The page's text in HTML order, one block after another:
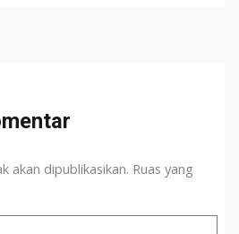
akan dipublikasikan. Ruas yang